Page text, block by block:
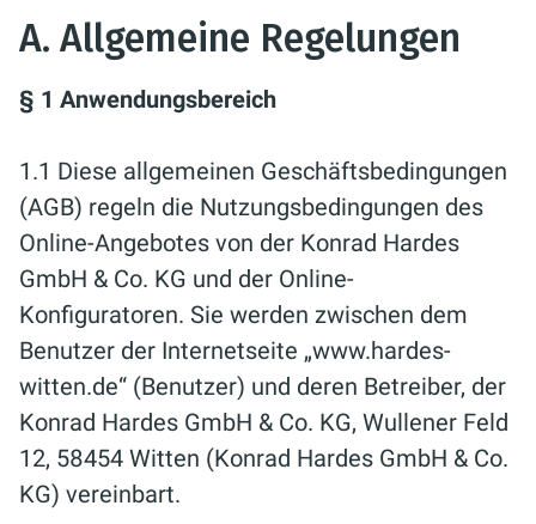
A. Allgemeine Regelungen
§ 1 Anwendungsbereich
1.1 Diese allgemeinen Geschäftsbedingungen
(AGB) regeln die Nutzungsbedingungen des
Online-Angebotes von der Konrad Hardes
GmbH & Co. KG und der Online-
Konfiguratoren. Sie werden zwischen dem
Benutzer der Internetseite „www.hardes-
witten.de“ (Benutzer) und deren Betreiber, der
Konrad Hardes GmbH & Co. KG, Wullener Feld
12, 58454 Witten (Konrad Hardes GmbH & Co.
KG) vereinbart.